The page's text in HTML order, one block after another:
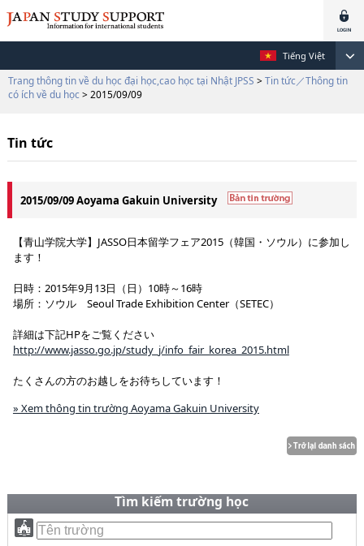
Tiếng Việt
Trang thông tin về du học đại học,cao học tại Nhật JPSS > Tin tức／Thông tin
có ích về du học > 2015/09/09
Tin tức
2015/09/09 Aoyama Gakuin University
【青山学院大学】JASSO日本留学フェア2015（韓国・ソウル）に参加し
ます！
日時：2015年9月13日（日）10時～16時
場所：ソウル Seoul Trade Exhibition Center（SETEC）
詳細は下記HPをご覧ください
http://www.jasso.go.jp/study_j/info_fair_korea_2015.html
たくさんの方のお越しをお待ちしています！
» Xem thông tin trường Aoyama Gakuin University
Tìm kiếm trường học